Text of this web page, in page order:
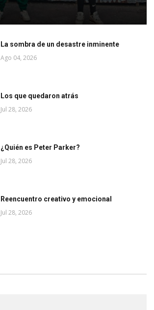
La sombra de un desastre inminente
Ago 04, 2026
Los que quedaron atrás
Jul 28, 2026
¿Quién es Peter Parker?
Jul 28, 2026
Reencuentro creativo y emocional
Jul 28, 2026